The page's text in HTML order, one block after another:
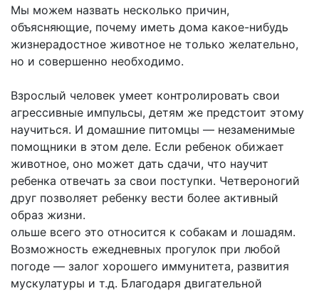
Мы можем назвать несколько причин,
объясняющие, почему иметь дома какое-нибудь
жизнерадостное животное не только желательно,
но и совершенно необходимо.
Взрослый человек умеет контролировать свои
агрессивные импульсы, детям же предстоит этому
научиться. И домашние питомцы — незаменимые
помощники в этом деле. Если ребенок обижает
животное, оно может дать сдачи, что научит
ребенка отвечать за свои поступки. Четвероногий
друг позволяет ребенку вести более активный
образ жизни.
ольше всего это относится к собакам и лошадям.
Возможность ежедневных прогулок при любой
погоде — залог хорошего иммунитета, развития
мускулатуры и т.д. Благодаря двигательной